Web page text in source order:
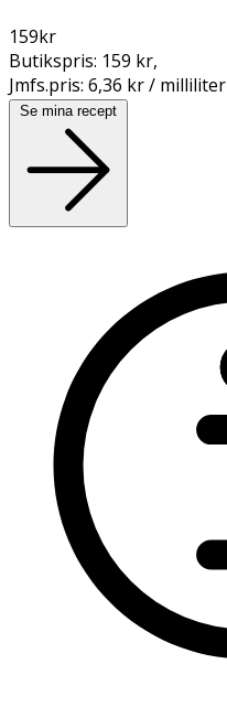
159kr
Butikspris: 159 kr,
Jmfs.pris: 6,36 kr / milliliter
Se mina recept